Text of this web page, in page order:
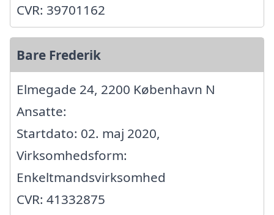
CVR: 39701162
Bare Frederik
Elmegade 24, 2200 København N
Ansatte:
Startdato: 02. maj 2020,
Virksomhedsform:
Enkeltmandsvirksomhed
CVR: 41332875